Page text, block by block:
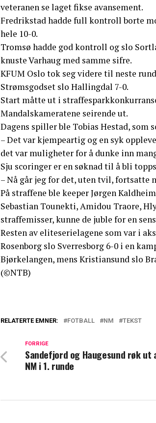
veteranen se laget fikse avansement.
Fredrikstad hadde full kontroll borte
hele 10-0.
Tromsø hadde god kontroll og slo
knuste Varhaug med samme sifre.
KFUM Oslo tok seg videre til neste
Strømsgodset slo Hallingdal 7-0.
Start måtte ut i
Mandalskameratene seirende ut.
Dagens spiller ble Tobias Hestad, som
– Det var kjempeartig og en syk
det var muligheter for å dunke inn
Sju scoringer er en søknad til å bli
– Nå går jeg for det, uten tvil, fortsatte
På straffene ble keeper Jørgen
Sebastian Tounekti, Amidou Traore,
straffemisser, kunne de juble for en
Resten av eliteserielagene som var i
Rosenborg slo Sverresborg 6-0 i en
Bjørkelangen, mens Kristiansund slo
(©NTB)
RELATERTE EMNER: FOTBALL NM TEKST
FORRIGE
Sandefjord og Haugesund røk ut
NM i 1. runde